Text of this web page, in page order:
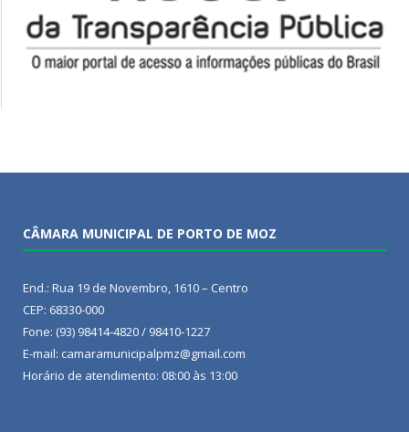
CÂMARA MUNICIPAL DE PORTO DE MOZ
End.: Rua 19 de Novembro, 1610 – Centro
CEP: 68330-000
Fone: (93) 98414-4820 / 98410-1227
E-mail: camaramunicipalpmz@gmail.com
Horário de atendimento: 08:00 às 13:00